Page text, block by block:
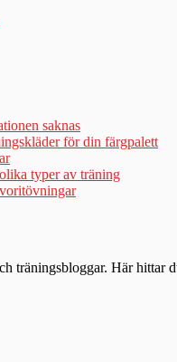
saknas
för din färgpalett
typer av träning
träningsbloggar. Här